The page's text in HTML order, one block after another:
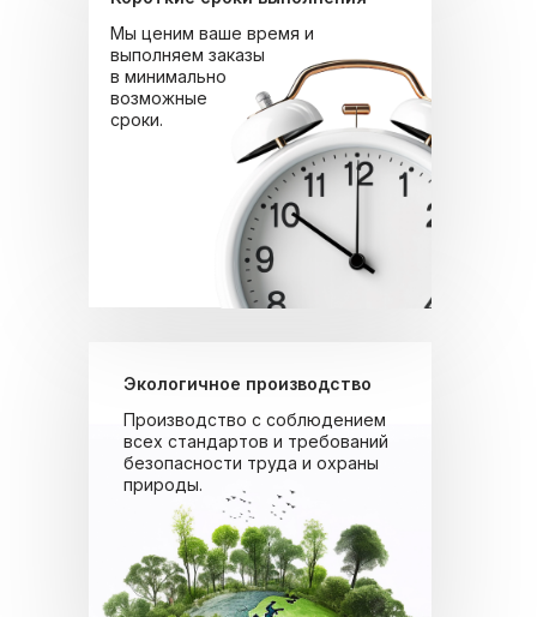
Производство с соблюдением
всех стандартов и требований
безопасности труда и охраны
природы.
Мы ценим ваше время и
выполняем заказы
в минимально
возможные
сроки.
Экологичное производство